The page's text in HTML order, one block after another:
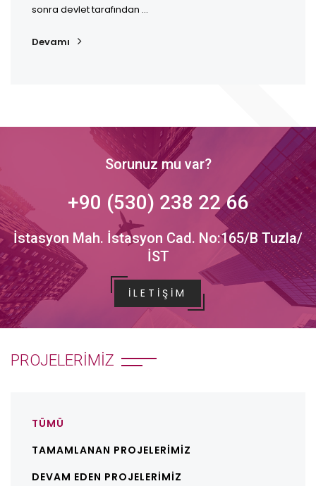
sonra devlet tarafından ...
Devamı
Sorunuz mu var?
+90 (530) 238 22 66
İstasyon Mah. İstasyon Cad. No:165/B Tuzla/
İST
İLETIŞIM
PROJELERIMIZ
TÜMÜ
TAMAMLANAN PROJELERIMIZ
DEVAM EDEN PROJELERIMIZ